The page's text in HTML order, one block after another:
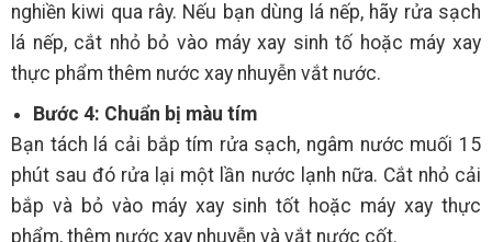
nghiền kiwi qua rây. Nếu bạn dùng lá nếp, hãy rửa sạch
lá nếp, cắt nhỏ bỏ vào máy xay sinh tố hoặc máy xay
thực phẩm thêm nước xay nhuyễn vắt nước.
Bước 4: Chuẩn bị màu tím
Bạn tách lá cải bắp tím rửa sạch, ngâm nước muối 15
phút sau đó rửa lại một lần nước lạnh nữa. Cắt nhỏ cải
bắp và bỏ vào máy xay sinh tốt hoặc máy xay thực
phẩm, thêm nước xay nhuyễn và vắt nước cốt.